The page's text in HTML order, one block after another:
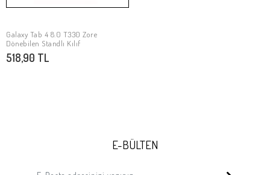
Stokta Yok
Galaxy Tab 4 8.0 T330 Zore
Dönebilen Standlı Kılıf
518,90 TL
E-BÜLTEN